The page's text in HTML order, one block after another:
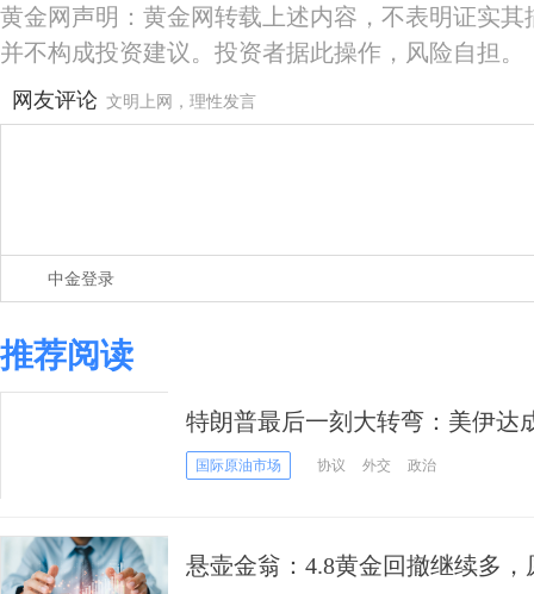
黄金网声明：黄金网转载上述内容，不表明证实
并不构成投资建议。投资者据此操作，风险自担。
网友评论 文明上网，理性发言
中金登录
推荐阅读
特朗普最后一刻大转弯：美伊达
价暴跌全球市场剧震
国际原油市场 协议 外交 政治
悬壶金翁：4.8黄金回撤继续多